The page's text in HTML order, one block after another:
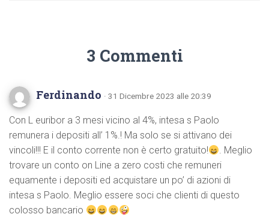
3 Commenti
Ferdinando · 31 Dicembre 2023 alle 20:39
Con L euribor a 3 mesi vicino al 4%, intesa s Paolo
remunera i depositi all’ 1%.! Ma solo se si attivano dei
vincoli!!! E il conto corrente non è certo gratuito!
. Meglio
trovare un conto on Line a zero costi che remuneri
equamente i depositi ed acquistare un po’ di azioni di
intesa s Paolo. Meglio essere soci che clienti di questo
colosso bancario